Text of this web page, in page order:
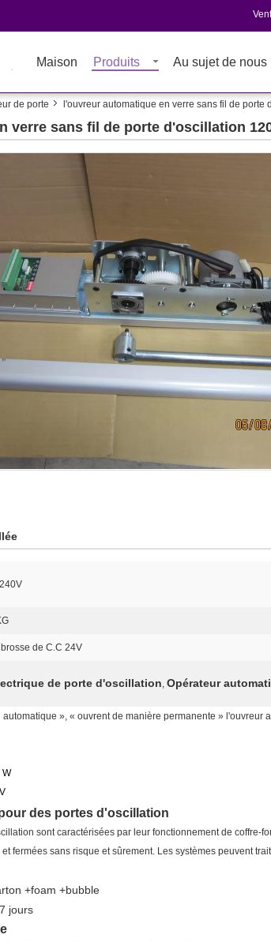
Maison Produits Au sujet de nous
de porte l'ouvreur automatique en verre sans fil de porte
verre sans fil de porte d'oscillation
de C.C 24V
de porte d'oscillation, Opérateur
», « ouvrent de manière permanente » l'ouvreur
W
des portes d'oscillation
sont caractérisées par leur fonctionnement de
fermées sans risque et sûrement. Les systèmes peuvent
+foam +bubble
jours